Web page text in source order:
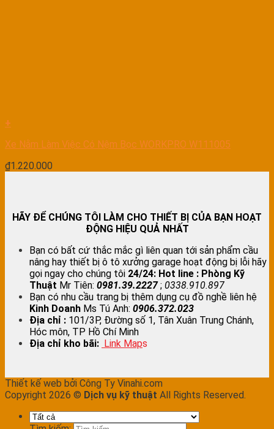
+
Xe Nằm Làm Việc Có Nệm Bọc WORKPRO W111005
₫1.220.000
HÃY ĐỂ CHÚNG TÔI LÀM CHO THIẾT BỊ CỦA BẠN HOẠT
ĐỘNG HIỆU QUẢ NHẤT
Bạn có bất cứ thắc mắc gì liên quan tới sản phẩm cầu
nâng hay thiết bị ô tô xưởng garage hoạt động bị lỗi hãy
gọi ngay cho chúng tôi 24/24: Hot line : Phòng Kỹ
Thuật Mr Tiên: 0981.39.2227; 0338.910.897
Bạn có nhu cầu trang bị thêm dụng cụ đồ nghề liên hệ
Kinh Doanh Ms Tú Anh: 0906.372.023
Địa chỉ : 101/3P, Đường số 1, Tân Xuân Trung Chánh,
Hóc môn, TP Hồ Chí Minh
Địa chỉ kho bãi: Link Maps
Thiết kế web bởi Công Ty Vinahi.com
Copyright 2026 © Dịch vụ kỹ thuật All Rights Reserved.